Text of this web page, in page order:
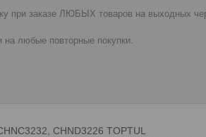
при заказе ЛЮБЫХ товаров на выходных
на любые повторные покупки.
CHND3226 TOPTUL